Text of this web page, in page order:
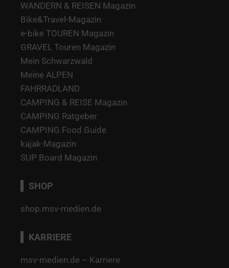
WANDERN & REISEN Magazin
Bike&Travel-Magazin
e-bike TOUREN Magazin
GRAVEL Touren Magazin
Mein Schwarzwald
Meine ALPEN
FAHRRADLAND
CAMPING & REISE Magazin
CAMPING Ratgeber
CAMPING Food Guide
kajak-Magazin
SUP Board Magazin
SHOP
shop.msv-medien.de
KARRIERE
msv-medien.de – Karriere